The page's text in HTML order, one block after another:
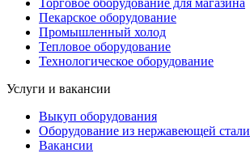
Пекарское оборудование
Промышленный холод
Тепловое оборудование
Технологическое оборудование
Услуги и вакансии
Выкуп оборудования
Оборудование из нержавеющей стали
Вакансии